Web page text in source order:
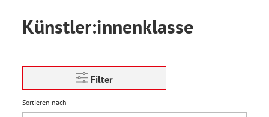
Künstler:innenklasse
Filter
Sortieren nach